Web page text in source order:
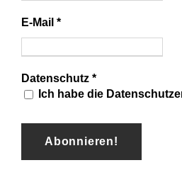
E-Mail *
Datenschutz *
Ich habe die